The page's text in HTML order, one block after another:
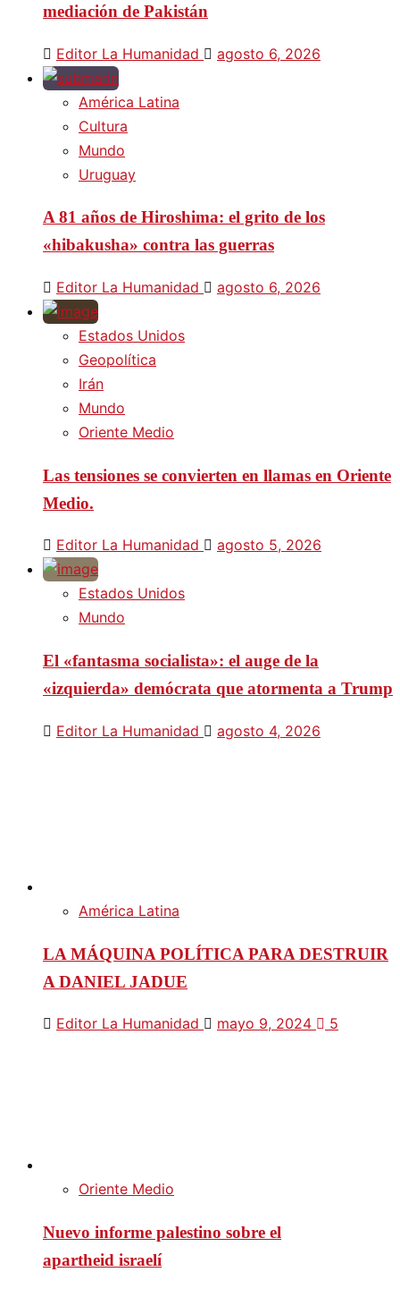
mediación de Pakistán
Editor La Humanidad agosto 6, 2026
América Latina
Cultura
Mundo
Uruguay
A 81 años de Hiroshima: el grito de los
«hibakusha» contra las guerras
Editor La Humanidad agosto 6, 2026
Estados Unidos
Geopolítica
Irán
Mundo
Oriente Medio
Las tensiones se convierten en llamas en Oriente
Medio.
Editor La Humanidad agosto 5, 2026
Estados Unidos
Mundo
El «fantasma socialista»: el auge de la
«izquierda» demócrata que atormenta a Trump
Editor La Humanidad agosto 4, 2026
América Latina
LA MÁQUINA POLÍTICA PARA DESTRUIR
A DANIEL JADUE
Editor La Humanidad mayo 9, 2024 5
Oriente Medio
Nuevo informe palestino sobre el
apartheid israelí